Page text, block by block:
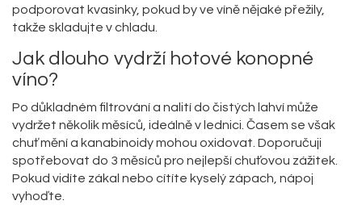
podporovat kvasinky, pokud by ve víně nějaké přežily,
takže skladujte v chladu.
Jak dlouho vydrží hotové konopné
víno?
Po důkladném filtrování a nalití do čistých lahví může
vydržet několik měsíců, ideálně v lednici. Časem se však
chuť mění a kanabinoidy mohou oxidovat. Doporučuji
spotřebovat do 3 měsíců pro nejlepší chuťovou zážitek.
Pokud vidíte zákal nebo cítíte kyselý zápach, nápoj
vyhoďte.